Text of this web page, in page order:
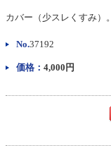
カバー（少スレくすみ）
No.37192
価格： 4,000円